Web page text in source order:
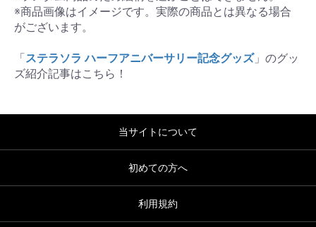
※商品画像はイメージです。実際の商品とは異なる場合
がございます。
「ステラソラ ハーフアニバーサリー記念グッズ」のグッ
ズ紹介記事はこちら！
当サイトについて
初めての方へ
利用規約